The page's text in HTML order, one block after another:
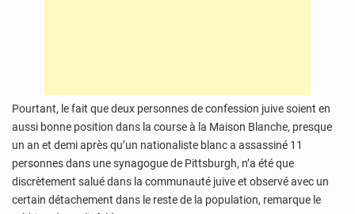
Pourtant, le fait que deux personnes de confession juive soient en
aussi bonne position dans la course à la Maison Blanche, presque
un an et demi après qu’un nationaliste blanc a assassiné 11
personnes dans une synagogue de Pittsburgh, n’a été que
discrètement salué dans la communauté juive et observé avec un
certain détachement dans le reste de la population, remarque le